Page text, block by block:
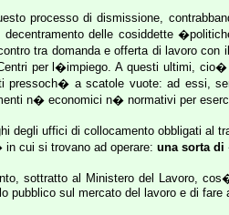
processo di dismissione,
delle cosiddette
tra domanda e offerta di lavoro con
per l�impiego. A questi ultimi,
pressoch� a scatole vuote: ad essi,
n� economici n� normativi per
degli uffici di collocamento obbligati al
cui si trovano ad operare: una sorta
sottratto al Ministero del Lavoro,
pubblico sul mercato del lavoro e di